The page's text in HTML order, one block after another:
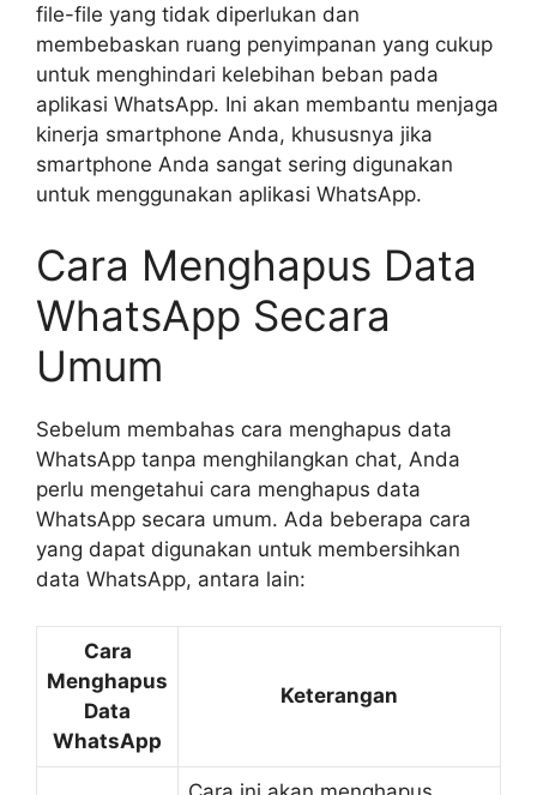
file-file yang tidak diperlukan dan
membebaskan ruang penyimpanan yang cukup
untuk menghindari kelebihan beban pada
aplikasi WhatsApp. Ini akan membantu menjaga
kinerja smartphone Anda, khususnya jika
smartphone Anda sangat sering digunakan
untuk menggunakan aplikasi WhatsApp.
Cara Menghapus Data
WhatsApp Secara
Umum
Sebelum membahas cara menghapus data
WhatsApp tanpa menghilangkan chat, Anda
perlu mengetahui cara menghapus data
WhatsApp secara umum. Ada beberapa cara
yang dapat digunakan untuk membersihkan
data WhatsApp, antara lain:
Cara
Menghapus
Data
WhatsApp
Keterangan